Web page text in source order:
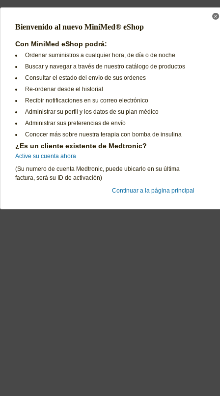
Bienvenido al nuevo MiniMed® eShop
Con MiniMed eShop podrá:
Ordenar suministros a cualquier hora, de día o de noche
Buscar y navegar a través de nuestro catálogo de productos
Consultar el estado del envío de sus ordenes
Re-ordenar desde el historial
Recibir notificaciones en su correo electrónico
Administrar su perfil y los datos de su plan médico
Administrar sus preferencias de envío
Conocer más sobre nuestra terapia con bomba de insulina
¿Es un cliente existente de Medtronic?
Active su cuenta ahora
(Su numero de cuenta Medtronic, puede ubicarlo en su última
factura, será su ID de activación)
Continuar a la página principal